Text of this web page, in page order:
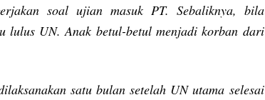
soal ujian masuk PT. Sebaliknya, bila
lulus UN. Anak betul-betul menjadi korban dari
satu bulan setelah UN utama selesai